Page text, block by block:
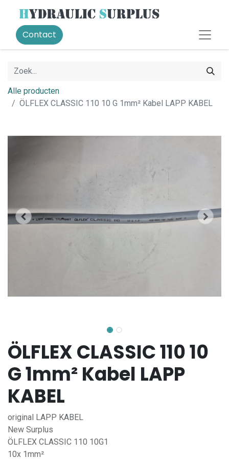
Contact
Alle producten
ÖLFLEX CLASSIC 110 10 G 1mm² Kabel LAPP KABEL
ÖLFLEX CLASSIC 110 10
G 1mm² Kabel LAPP
KABEL
original LAPP KABEL
New Surplus
ÖLFLEX CLASSIC 110 10G1
10x 1mm²